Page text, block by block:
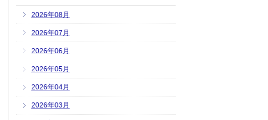
2026年08月
2026年07月
2026年06月
2026年05月
2026年04月
2026年03月